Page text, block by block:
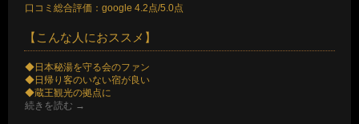
口コミ総合評価：google 4.2点/5.0点
【こんな人におススメ】
◆日本秘湯を守る会のファン
◆日帰り客のいない宿が良い
◆蔵王観光の拠点に
続きを読む →